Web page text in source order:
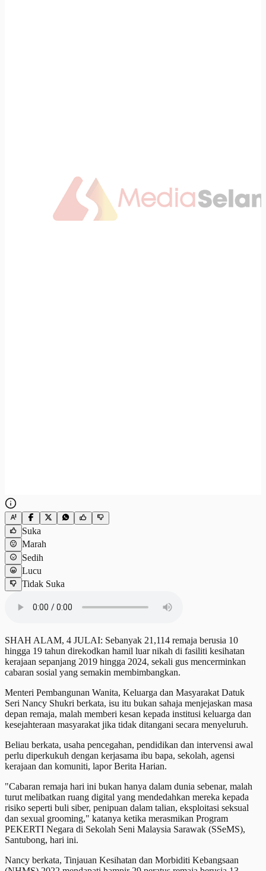
Suka
Marah
Sedih
Lucu
Tidak Suka
SHAH ALAM, 4 JULAI: Sebanyak 21,114 remaja berusia 10
hingga 19 tahun direkodkan hamil luar nikah di fasiliti kesihatan
kerajaan sepanjang 2019 hingga 2024, sekali gus mencerminkan
cabaran sosial yang semakin membimbangkan.
Menteri Pembangunan Wanita, Keluarga dan Masyarakat Datuk
Seri Nancy Shukri berkata, isu itu bukan sahaja menjejaskan masa
depan remaja, malah memberi kesan kepada institusi keluarga dan
kesejahteraan masyarakat jika tidak ditangani secara menyeluruh.
Beliau berkata, usaha pencegahan, pendidikan dan intervensi awal
perlu diperkukuh dengan kerjasama ibu bapa, sekolah, agensi
kerajaan dan komuniti, lapor Berita Harian.
"Cabaran remaja hari ini bukan hanya dalam dunia sebenar, malah
turut melibatkan ruang digital yang mendedahkan mereka kepada
risiko seperti buli siber, penipuan dalam talian, eksploitasi seksual
dan sexual grooming," katanya ketika merasmikan Program
PEKERTI Negara di Sekolah Seni Malaysia Sarawak (SSeMS),
Santubong, hari ini.
Nancy berkata, Tinjauan Kesihatan dan Morbiditi Kebangsaan